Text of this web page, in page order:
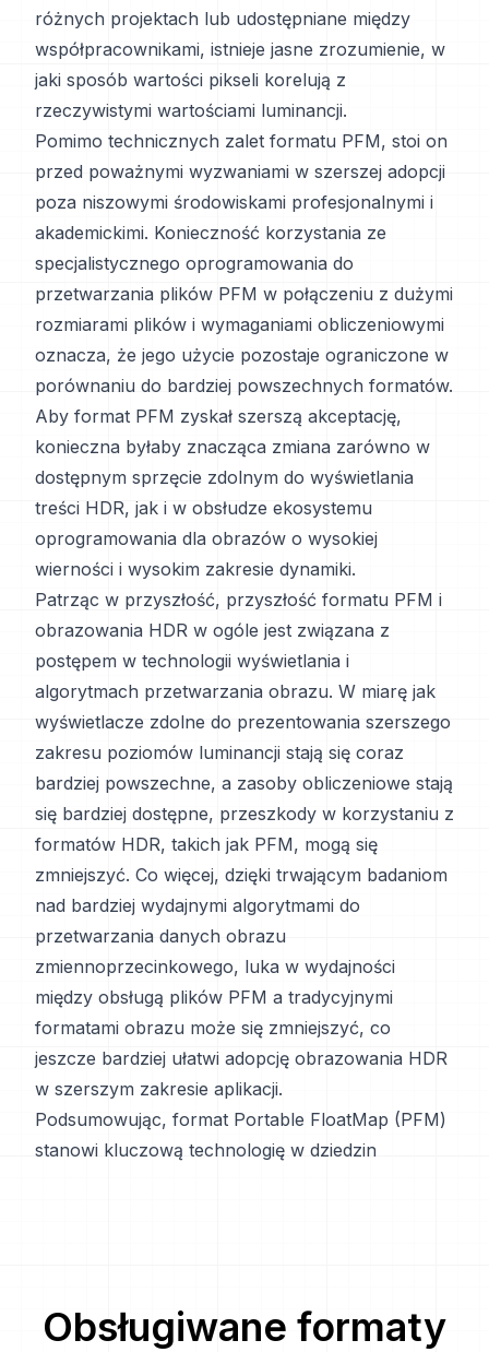
różnych projektach lub udostępniane między
współpracownikami, istnieje jasne zrozumienie, w
jaki sposób wartości pikseli korelują z
rzeczywistymi wartościami luminancji.
Pomimo technicznych zalet formatu PFM, stoi on
przed poważnymi wyzwaniami w szerszej adopcji
poza niszowymi środowiskami profesjonalnymi i
akademickimi. Konieczność korzystania ze
specjalistycznego oprogramowania do
przetwarzania plików PFM w połączeniu z dużymi
rozmiarami plików i wymaganiami obliczeniowymi
oznacza, że jego użycie pozostaje ograniczone w
porównaniu do bardziej powszechnych formatów.
Aby format PFM zyskał szerszą akceptację,
konieczna byłaby znacząca zmiana zarówno w
dostępnym sprzęcie zdolnym do wyświetlania
treści HDR, jak i w obsłudze ekosystemu
oprogramowania dla obrazów o wysokiej
wierności i wysokim zakresie dynamiki.
Patrząc w przyszłość, przyszłość formatu PFM i
obrazowania HDR w ogóle jest związana z
postępem w technologii wyświetlania i
algorytmach przetwarzania obrazu. W miarę jak
wyświetlacze zdolne do prezentowania szerszego
zakresu poziomów luminancji stają się coraz
bardziej powszechne, a zasoby obliczeniowe stają
się bardziej dostępne, przeszkody w korzystaniu z
formatów HDR, takich jak PFM, mogą się
zmniejszyć. Co więcej, dzięki trwającym badaniom
nad bardziej wydajnymi algorytmami do
przetwarzania danych obrazu
zmiennoprzecinkowego, luka w wydajności
między obsługą plików PFM a tradycyjnymi
formatami obrazu może się zmniejszyć, co
jeszcze bardziej ułatwi adopcję obrazowania HDR
w szerszym zakresie aplikacji.
Podsumowując, format Portable FloatMap (PFM)
stanowi kluczową technologię w dziedzin
Obsługiwane formaty